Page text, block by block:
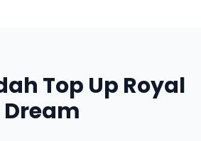
Top Up Royal
Dream